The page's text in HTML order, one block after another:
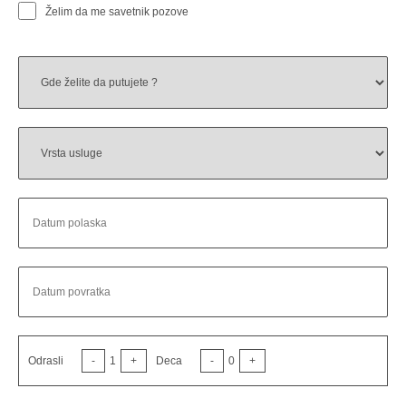
Želim da me savetnik pozove
Odrasli - 1 + Deca - 0 +